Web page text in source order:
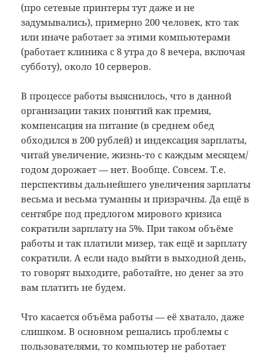
(про сетевые принтеры тут даже и не
задумывались), примерно 200 человек, кто так
или иначе работает за этими компьютерами
(работает клиника с 8 утра до 8 вечера, включая
субботу), около 10 серверов.
В процессе работы выяснилось, что в данной
организации таких понятий как премия,
компенсация на питание (в среднем обед
обходился в 200 рублей) и индексация зарплаты,
читай увеличение, жизнь-то с каждым месяцем/
годом дорожает — нет. Вообще. Совсем. Т.е.
перспективы дальнейшего увеличения зарплаты
весьма и весьма туманны и призрачны. Да ещё в
сентябре под предлогом мирового кризиса
сократили зарплату на 5%. При таком объёме
работы и так платили мизер, так ещё и зарплату
сократили. А если надо выйти в выходной день,
то говорят выходите, работайте, но денег за это
вам платить не будем.
Что касается объёма работы — её хватало, даже
слишком. В основном решались проблемы с
пользователями, то компьютер не работает